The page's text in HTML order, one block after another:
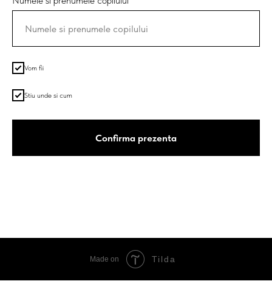
Vom fii
Stiu unde si cum
Confirma prezenta
Made on Tilda